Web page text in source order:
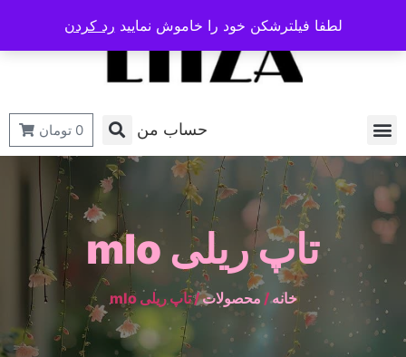
حساب من 0 تومان
تاپ ریلی mlo
خانه/ محصولات/ تاپ ریلی mlo
لطفا فیلترشکن خود را خاموش نمایید رد کردن